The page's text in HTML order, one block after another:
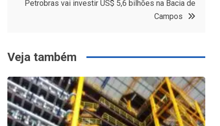
Post
Petrobras vai investir US$ 5,6 bilhões na Bacia de
Campos
Veja também